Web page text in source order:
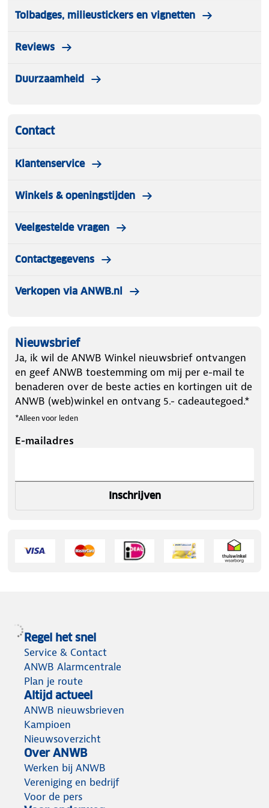
Tolbadges, milieustickers en vignetten
Reviews
Duurzaamheid
Contact
Klantenservice
Winkels & openingstijden
Veelgestelde vragen
Contactgegevens
Verkopen via ANWB.nl
Nieuwsbrief
Ja, ik wil de ANWB Winkel nieuwsbrief ontvangen
en geef ANWB toestemming om mij per e-mail te
benaderen over de beste acties en kortingen uit de
ANWB (web)winkel en ontvang 5.- cadeautegoed.*
*Alleen voor leden
E-mailadres
Inschrijven
Regel het snel
Service & Contact
ANWB Alarmcentrale
Plan je route
Altijd actueel
ANWB nieuwsbrieven
Kampioen
Nieuwsoverzicht
Over ANWB
Werken bij ANWB
Vereniging en bedrijf
Voor de pers